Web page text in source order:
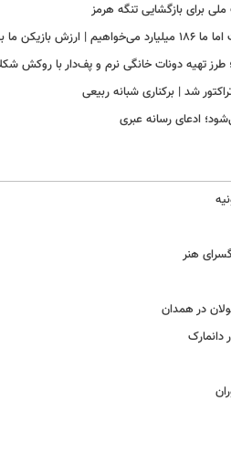
تهیه دونات خانگی نرم و پف‌دار با روکش
شد | برکناری شبانه ربیعی
ادعای رسانه عبری
هنر
در همدان